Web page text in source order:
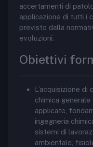
accertamenti di
applicazione di tutti i
previsto dalla
evoluzioni.
Obiettivi
L’acquisizione di
chimica generale
applicate,
ingegneria
sistemi di
ambientale,